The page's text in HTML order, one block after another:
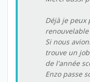
Déjà je peux
Si nous
trouve un
de l'année
Enzo passe